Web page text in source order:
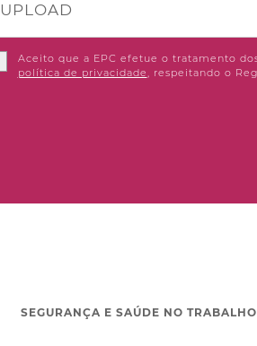
UPLOAD
Aceito que a EPC efetue o tratamento
política de privacidade, respeitando o
SEGURANÇA E SAÚDE NO TRABALHO